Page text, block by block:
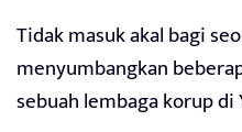
Tidak masuk akal bagi
menyumbangkan
sebuah lembaga korup di